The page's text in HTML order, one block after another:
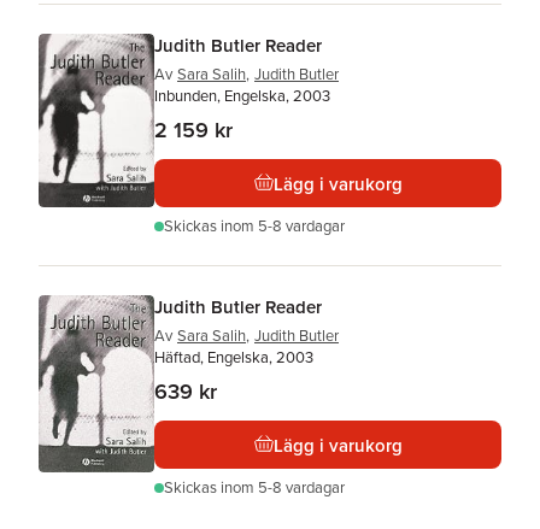
Judith Butler Reader
Av Sara Salih, Judith Butler
Inbunden, Engelska, 2003
2 159 kr
Lägg i varukorg
Skickas inom 5-8 vardagar
Judith Butler Reader
Av Sara Salih, Judith Butler
Häftad, Engelska, 2003
639 kr
Lägg i varukorg
Skickas inom 5-8 vardagar